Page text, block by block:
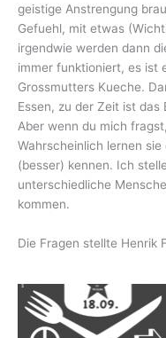
geistige Anstrengung
Gefuehl, mit etwas
irgendwie werden dann
immer funktioniert, es ist
Grossmutters Kueche.
Essen, zu der Zeit ist das
Aber wenn du mich
Wahrscheinlich lernen
(besser) kennen. Ich
unterschiedliche
kommen.
Die Fragen stellte Henrik